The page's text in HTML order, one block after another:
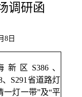
调研函
8日
新区S386、
、S291省道路灯
一灯一带”及“平